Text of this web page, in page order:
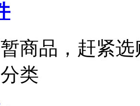
商品，赶紧选
类